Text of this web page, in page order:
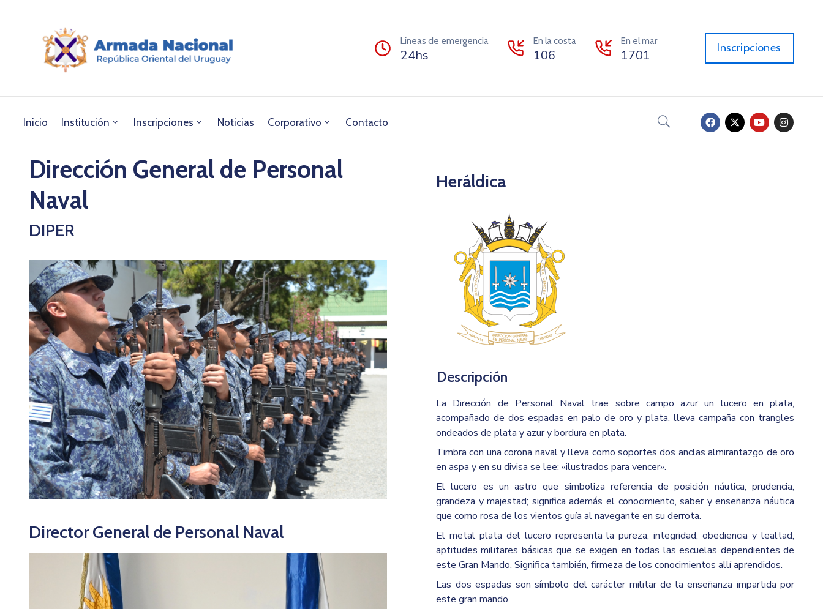
Líneas de emergencia
24hs
En la costa
106
En el mar
1701 Inscripciones
Inicio Institución Inscripciones Noticias Corporativo Contacto
Dirección General de Personal
Naval
DIPER
Director General de Personal Naval
Heráldica
Descripción
La Dirección de Personal Naval trae sobre campo azur un lucero en plata,
acompañado de dos espadas en palo de oro y plata. lleva campaña con trangles
ondeados de plata y azur y bordura en plata.
Timbra con una corona naval y lleva como soportes dos anclas almirantazgo de oro
en aspa y en su divisa se lee: «ilustrados para vencer».
El lucero es un astro que simboliza referencia de posición náutica, prudencia,
grandeza y majestad; significa además el conocimiento, saber y enseñanza náutica
que como rosa de los vientos guía al navegante en su derrota.
El metal plata del lucero representa la pureza, integridad, obediencia y lealtad,
aptitudes militares básicas que se exigen en todas las escuelas dependientes de
este Gran Mando. Significa también, firmeza de los conocimientos allí aprendidos.
Las dos espadas son símbolo del carácter militar de la enseñanza impartida por
este gran mando.